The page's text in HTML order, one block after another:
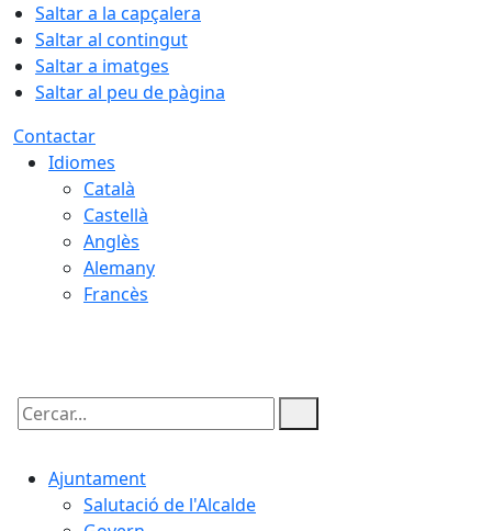
Saltar a la capçalera
Saltar al contingut
Saltar a imatges
Saltar al peu de pàgina
Contactar
Idiomes
Català
Castellà
Anglès
Alemany
Francès
Cercar:
Ajuntament
Salutació de l'Alcalde